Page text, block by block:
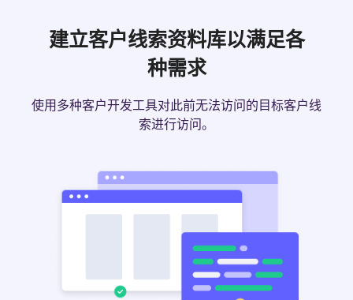
建立客户线索资料库以满足各
种需求
使用多种客户开发工具对此前无法访问的目标客户线
索进行访问。